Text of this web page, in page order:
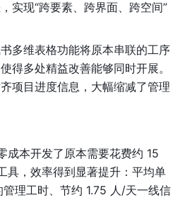
实现“跨要素、跨界面、跨空间”
多维表格功能将原本串联的工序
得多处精益改善能够同时开展。
项目进度信息，大幅缩减了管理
成本开发了原本需要花费约 15
具，效率得到显著提升：平均单
理工时、节约 1.75 人/天一线信